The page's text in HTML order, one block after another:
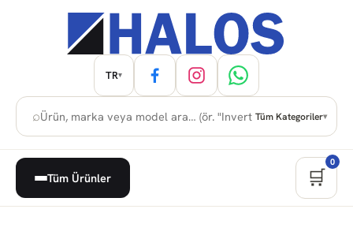
⌕ Tüm Kategoriler▾
TR▾
Tüm Ürünler 🛒
0